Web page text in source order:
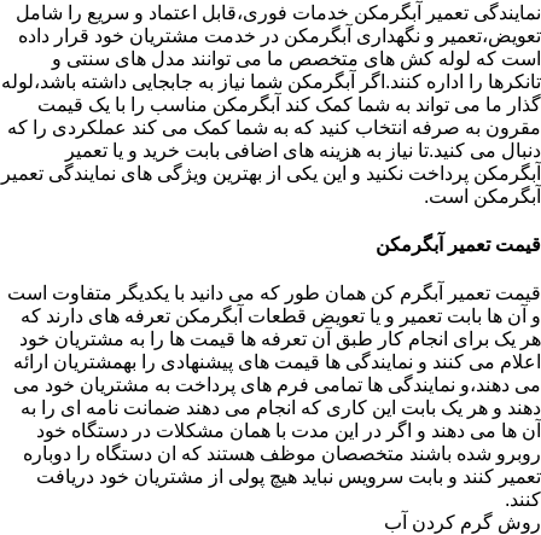
نمایندگی تعمیر آبگرمکن خدمات فوری،قابل اعتماد و سریع را شامل
تعویض،تعمیر و نگهداری آبگرمکن در خدمت مشتریان خود قرار داده
است که لوله کش های متخصص ما می توانند مدل های سنتی و
تانکرها را اداره کنند.اگر آبگرمکن شما نیاز به جابجایی داشته باشد،لوله
گذار ما می تواند به شما کمک کند آبگرمکن مناسب را با یک قیمت
مقرون به صرفه انتخاب کنید که به شما کمک می کند عملکردی را که
دنبال می کنید.تا نیاز به هزینه های اضافی بابت خرید و یا تعمیر
آبگرمکن پرداخت نکنید و این یکی از بهترین ویژگی های نمایندگی تعمیر
آبگرمکن است.
قیمت تعمیر آبگرمکن
قیمت تعمیر آبگرم کن همان طور که می دانید با یکدیگر متفاوت است
و آن ها بابت تعمیر و یا تعویض قطعات آبگرمکن تعرفه های دارند که
هر یک برای انجام کار طبق آن تعرفه ها قیمت ها را به مشتریان خود
اعلام می کنند و نمایندگی ها قیمت های پیشنهادی را بهمشتریان ارائه
می دهند،و نمایندگی ها تمامی فرم های پرداخت به مشتریان خود می
دهند و هر یک بابت این کاری که انجام می دهند ضمانت نامه ای را به
آن ها می دهند و اگر در این مدت با همان مشکلات در دستگاه خود
روبرو شده باشند متخصصان موظف هستند که ان دستگاه را دوباره
تعمیر کنند و بابت سرویس نباید هیچ پولی از مشتریان خود دریافت
کنند.
روش گرم کردن آب